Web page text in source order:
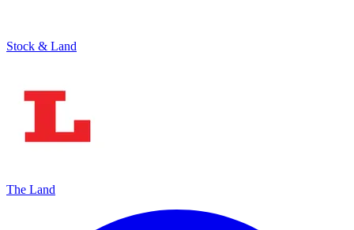
Stock & Land
The Land